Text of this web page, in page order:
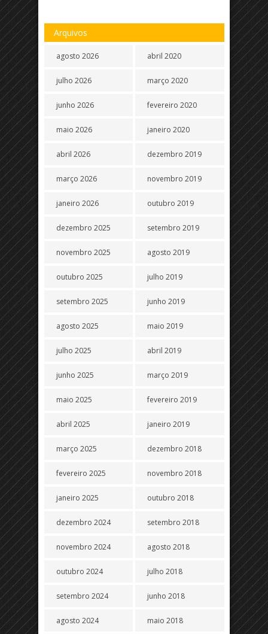
Arquivos
agosto 2026
julho 2026
junho 2026
maio 2026
abril 2026
março 2026
janeiro 2026
dezembro 2025
novembro 2025
outubro 2025
setembro 2025
agosto 2025
julho 2025
junho 2025
maio 2025
abril 2025
março 2025
fevereiro 2025
janeiro 2025
dezembro 2024
novembro 2024
outubro 2024
setembro 2024
agosto 2024
abril 2020
março 2020
fevereiro 2020
janeiro 2020
dezembro 2019
novembro 2019
outubro 2019
setembro 2019
agosto 2019
julho 2019
junho 2019
maio 2019
abril 2019
março 2019
fevereiro 2019
janeiro 2019
dezembro 2018
novembro 2018
outubro 2018
setembro 2018
agosto 2018
julho 2018
junho 2018
maio 2018